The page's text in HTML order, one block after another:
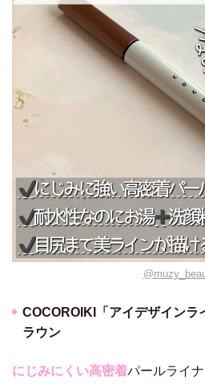
COCOROIKI「アイデザインラ
ラウン
にじみにくい高密着パールライ